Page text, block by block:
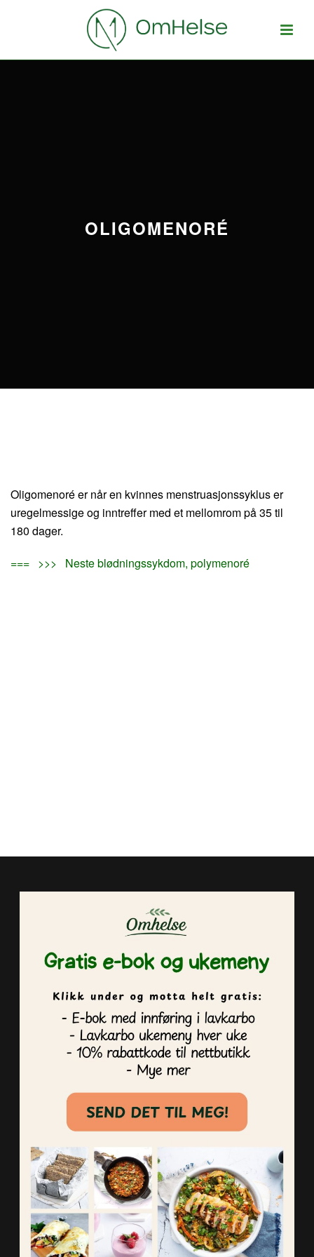
OLIGOMENORÉ
Oligomenoré er når en kvinnes menstruasjonssyklus er
uregelmessige og inntreffer med et mellomrom på 35 til
180 dager.
=== >>> Neste blødningssykdom, polymenoré